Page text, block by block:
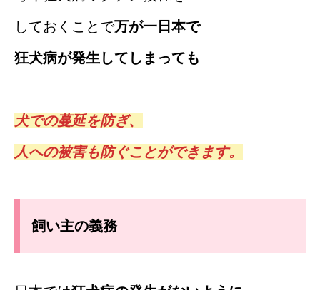
しておくことで万が一日本で
狂犬病が発生してしまっても
犬での蔓延を防ぎ、
人への被害も防ぐことができます。
飼い主の義務